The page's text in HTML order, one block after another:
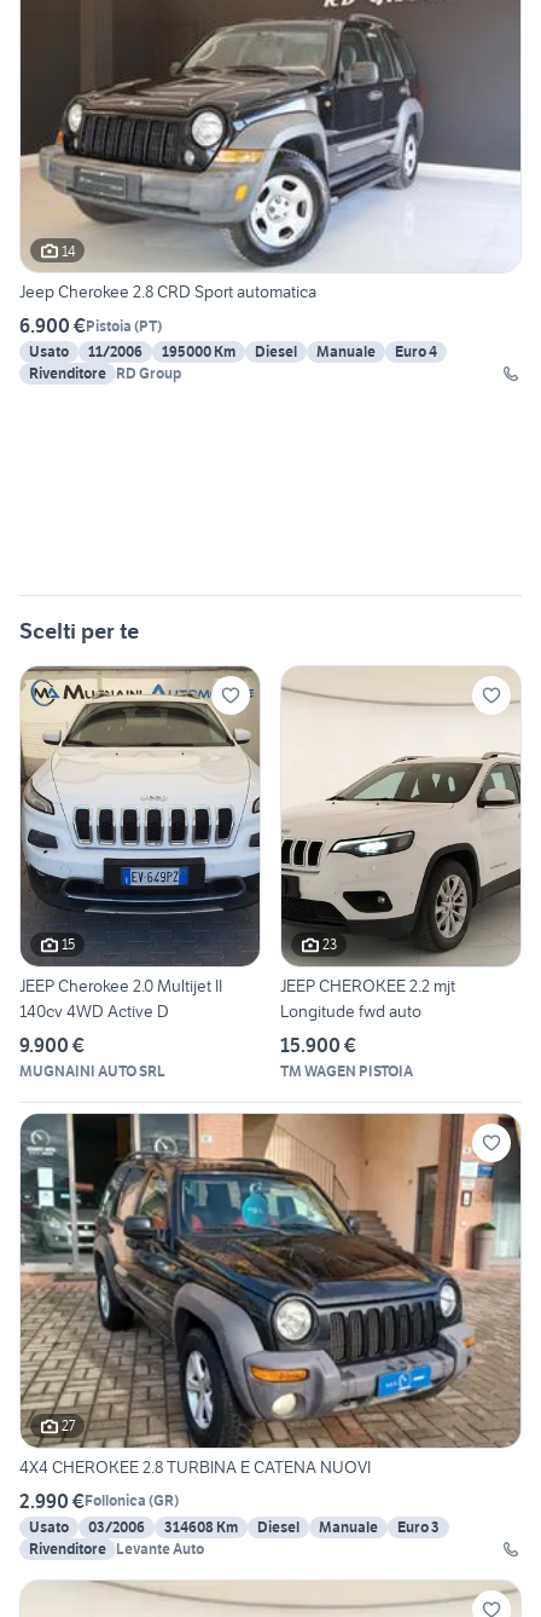
14
Jeep Cherokee 2.8 CRD Sport automatica
6.900 €Pistoia (PT)
Usato
11/2006 195000 Km Diesel Manuale
Euro 4
Rivenditore RD Group
Scelti per te
15
JEEP Cherokee 2.0 Multijet II
140cv 4WD Active D
9.900 €
MUGNAINI AUTO SRL
23
JEEP CHEROKEE 2.2 mjt
Longitude fwd auto
15.900 €
TM WAGEN PISTOIA
27
4X4 CHEROKEE 2.8 TURBINA E CATENA NUOVI
2.990 €Follonica (GR)
Usato
03/2006 314608 Km Diesel Manuale
Euro 3
Rivenditore Levante Auto